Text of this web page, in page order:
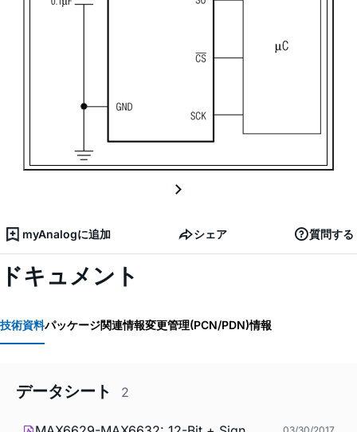
myAnalogに追加 シェア 質問する
ドキュメント
技術資料パッケージ関連情報変更管理(PCN/PDN)情報
データシート 2